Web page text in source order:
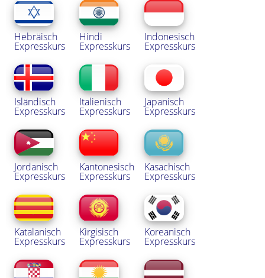
Hebräisch
Expresskurs
Hindi
Expresskurs
Indonesisch
Expresskurs
Isländisch
Expresskurs
Italienisch
Expresskurs
Japanisch
Expresskurs
Jordanisch
Expresskurs
Kantonesisch
Expresskurs
Kasachisch
Expresskurs
Katalanisch
Expresskurs
Kirgisisch
Expresskurs
Koreanisch
Expresskurs